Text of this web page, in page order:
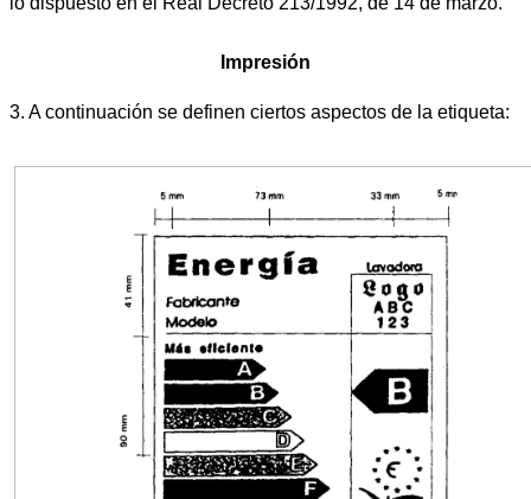
Impresión
3. A continuación se definen ciertos aspectos de la etiqueta: